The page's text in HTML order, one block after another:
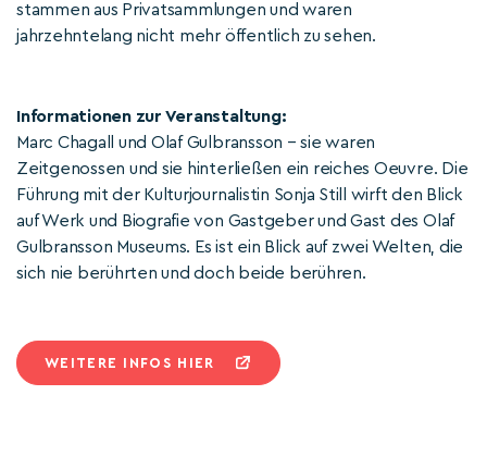
stammen aus Privatsammlungen und waren
jahrzehntelang nicht mehr öffentlich zu sehen.
Informationen zur Veranstaltung:
Marc Chagall und Olaf Gulbransson – sie waren
Zeitgenossen und sie hinterließen ein reiches Oeuvre. Die
Führung mit der Kulturjournalistin Sonja Still wirft den Blick
auf Werk und Biografie von Gastgeber und Gast des Olaf
Gulbransson Museums. Es ist ein Blick auf zwei Welten, die
sich nie berührten und doch beide berühren.
WEITERE INFOS HIER